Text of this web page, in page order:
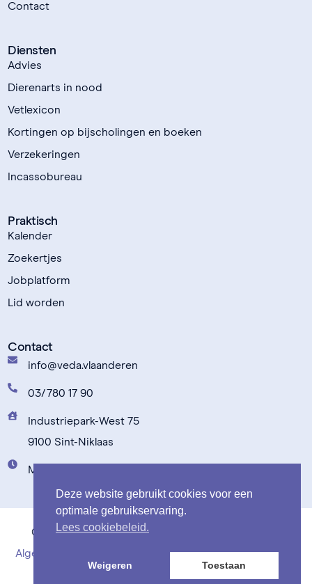
Contact
Diensten
Advies
Dierenarts in nood
Vetlexicon
Kortingen op bijscholingen en boeken
Verzekeringen
Incassobureau
Praktisch
Kalender
Zoekertjes
Jobplatform
Lid worden
Contact
info@veda.vlaanderen
03/780 17 90
Industriepark-West 75
9100 Sint-Niklaas
Maandag t.e.m. vrijdag: 9u00 - 17u00
© 2020-2026 – VeDa – Verenigde Dierenartsen –
Algemene voorwaarden
Privacybeleid–Cookiebeleid
Deze website gebruikt cookies voor een
optimale gebruikservaring.
Lees cookiebeleid.
Weigeren Toestaan